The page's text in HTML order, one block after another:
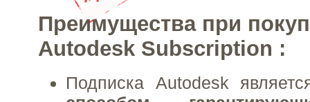
Преимущества при
Autodesk Subscription :
Подписка Autodesk